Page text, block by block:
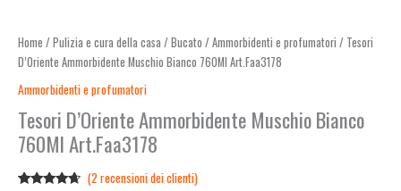
Home / Pulizia e cura della casa / Bucato / Ammorbidenti e profumatori / Tesori
D’Oriente Ammorbidente Muschio Bianco 760Ml Art.Faa3178
Ammorbidenti e profumatori
Tesori D’Oriente Ammorbidente Muschio Bianco
760Ml Art.Faa3178
(2 recensioni dei clienti)